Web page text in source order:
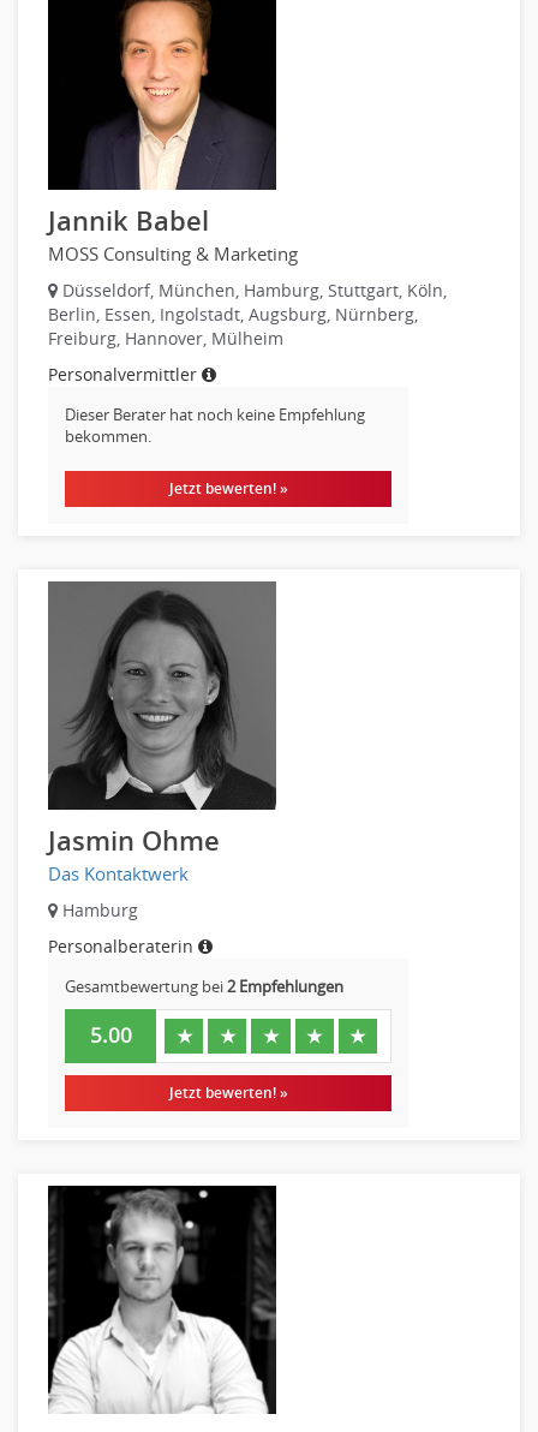
Altenpflege, Betreuungsberufe
Anästhesie und Intensivpflege
Ergotherapie
Gesundheits- und Kinderkrankenpflege
Gesundheits- und Krankenpflege
Hebamme, Entbindungshelfer
Heilerziehungspfleger
Logopädie
Physiotherapie
Sanitätsdienst, ambulanter Dienst
Strahlentherapie
Außendienst
Immobilienmakler
Innendienst, Sachbearbeitung
Kundenservice
Telesales
Verkauf (Handel)
Jannik Babel
MOSS Consulting & Marketing
Düsseldorf, München, Hamburg, Stuttgart, Köln,
Berlin, Essen, Ingolstadt, Augsburg, Nürnberg,
Freiburg, Hannover, Mülheim
Personalvermittler
Dieser Berater hat noch keine Empfehlung
bekommen.
Jetzt bewerten! »
Jasmin Ohme
Das Kontaktwerk
Hamburg
Personalberaterin
Gesamtbewertung bei2 Empfehlungen
5.00 ★ ★ ★ ★ ★
Jetzt bewerten! »